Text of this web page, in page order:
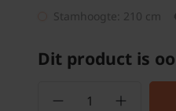
Stamhoogte: 210 cm
Dit product is